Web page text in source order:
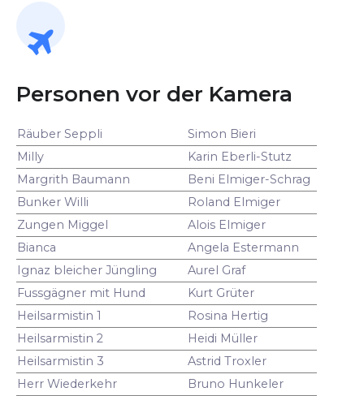
Personen vor der Kamera
Räuber Seppli
Simon Bieri
Milly
Karin Eberli-Stutz
Margrith Baumann
Beni Elmiger-Schrag
Bunker Willi
Roland Elmiger
Zungen Miggel
Alois Elmiger
Bianca
Angela Estermann
Ignaz bleicher Jüngling
Aurel Graf
Fussgägner mit Hund
Kurt Grüter
Heilsarmistin 1
Rosina Hertig
Heilsarmistin 2
Heidi Müller
Heilsarmistin 3
Astrid Troxler
Herr Wiederkehr
Bruno Hunkeler